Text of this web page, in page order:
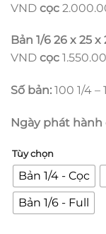
VND cọc
Bản 1/6 26 x 25 x
VND cọc
Số bản: 100 1/4 –
Ngày phát hành
Tùy chọn
Bản 1/4 - Cọc
Bản 1/6 - Full